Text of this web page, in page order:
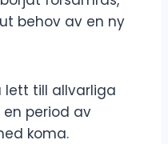
behov av en ny
lett till allvarliga
en period av
koma.